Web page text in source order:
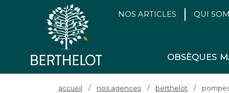
NOS ARTICLES QUI
OBSÈQUES
accueil / nos agences / berthelot /